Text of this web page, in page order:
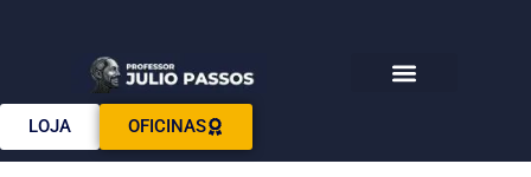
LOJA OFICINAS